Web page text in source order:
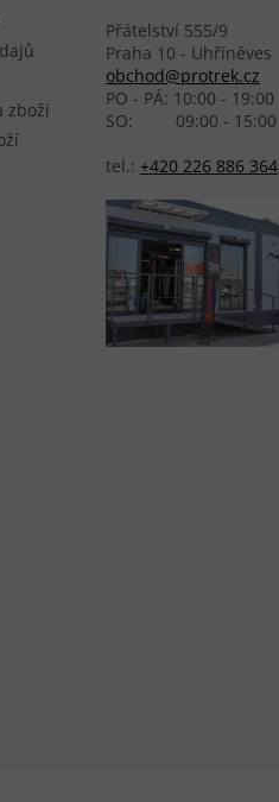
zboží
Přátelství 555/9
Praha 10 - Uhříněves
obchod@protrek.cz
PO - PÁ: 10:00 - 19:00
SO: 09:00 - 15:00
tel.: +420 226 886 364